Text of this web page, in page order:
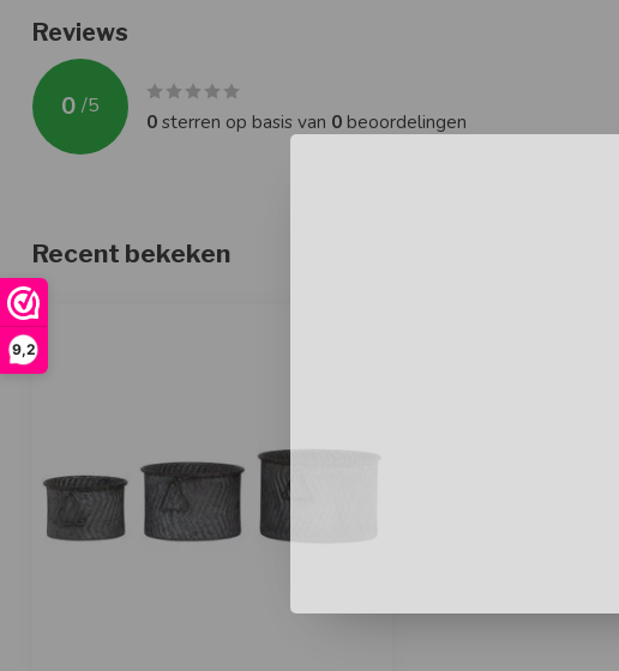
9,2
Reviews
0 /5
0sterren op basis van 0beoordelingen
Recent bekeken